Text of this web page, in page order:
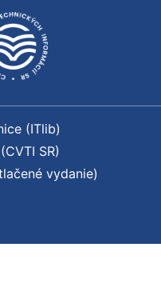
(ITlib)
SR)
vydanie)